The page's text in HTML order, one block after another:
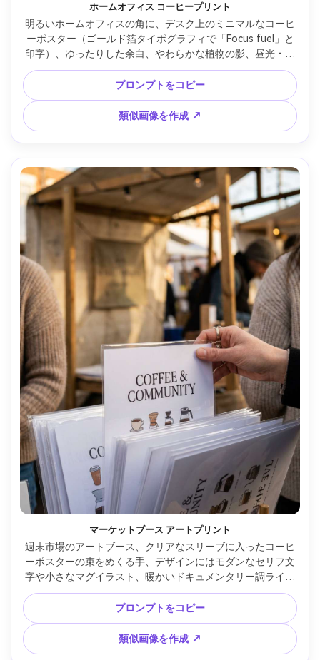
ホームオフィス コーヒープリント
明るいホームオフィスの角に、デスク上のミニマルなコーヒ
ーポスター（ゴールド箔タイポグラフィで「Focus fuel」と
印字）、ゆったりした余白、やわらかな植物の影、昼光・窓
越しライティング、85mmレンズのボケ、リアルな質感、ハ
イレゾ・ウォーターマークなし --ar 4:5
プロンプトをコピー
類似画像を作成 ↗
マーケットブース アートプリント
週末市場のアートブース、クリアなスリーブに入ったコーヒ
ーポスターの束をめくる手、デザインにはモダンなセリフ文
字や小さなマグイラスト、暖かいドキュメンタリー調ライテ
ィング、ナチュラルな肌質、ハイレゾ・ウォーターマークな
し、85mmレンズ、浅い被写界深度 --ar 4:5
プロンプトをコピー
類似画像を作成 ↗